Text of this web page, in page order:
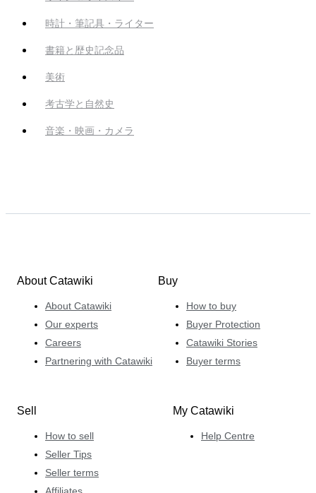
時計・筆記具・ライター
書籍と歴史記念品
美術
考古学と自然史
音楽・映画・カメラ
About Catawiki
About Catawiki
Our experts
Careers
Partnering with Catawiki
Buy
How to buy
Buyer Protection
Catawiki Stories
Buyer terms
Sell
How to sell
Seller Tips
Seller terms
Affiliates
My Catawiki
Help Centre